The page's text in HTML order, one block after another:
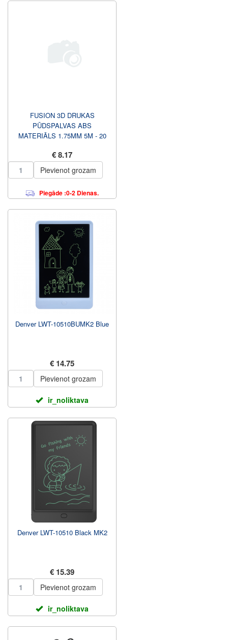
FUSION 3D DRUKAS
PŪDSPALVAS ABS
MATERIĀLS 1.75MM 5M - 20
€ 8.17
Pievienot grozam
Piegāde :0-2 Dienas.
Denver LWT-10510BUMK2 Blue
€ 14.75
Pievienot grozam
ir_noliktava
Denver LWT-10510 Black MK2
€ 15.39
Pievienot grozam
ir_noliktava